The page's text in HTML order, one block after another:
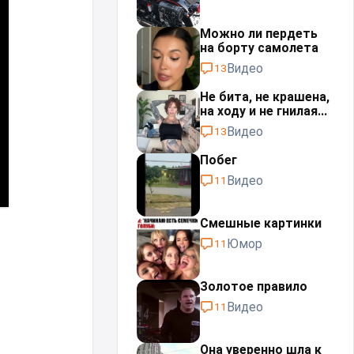
Можно ли пердеть
на борту самолета
13Видео
Не бита, не крашена,
на ходу и не гнилая...
13Видео
Побег
11 Видео
Смешные картинки
11 Юмор
Золотое правило
11 Видео
Она уверенно шла к